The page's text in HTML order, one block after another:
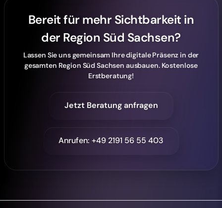
Bereit für mehr Sichtbarkeit in
der Region Süd Sachsen?
Lassen Sie uns gemeinsam Ihre digitale Präsenz in der
gesamten Region Süd Sachsen ausbauen. Kostenlose
Erstberatung!
Jetzt Beratung anfragen
Anrufen: +49 2191 56 55 403